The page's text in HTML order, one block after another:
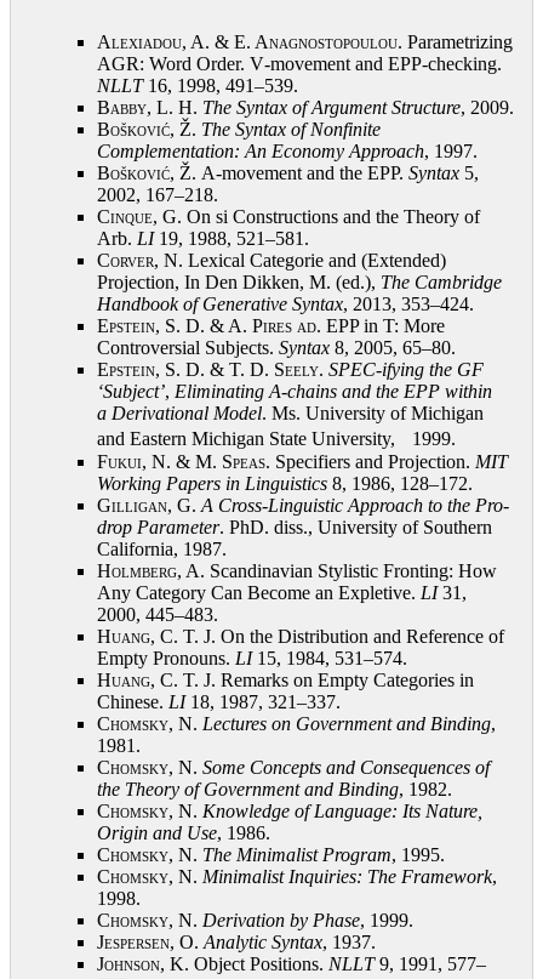
Alexiadou, A. & E. Anagnostopoulou. Parametrizing
AGR: Word Order. V‑movement and EPP-checking.
NLLT16, 1998, 491–539.
Babby, L. H. The Syntax of Argument Structure, 2009.
Bošković, Ž. The Syntax of Nonfinite
Complementation: An Economy Approach, 1997.
Bošković, Ž. A-movement and the EPP. Syntax 5,
2002, 167–218.
Cinque, G. On si Constructions and the Theory of
Arb. LI19, 1988, 521–581 .
Corver, N. Lexical Categorie and (Extended)
Projection, In Den Dikken, M. (ed.), The Cambridge
Handbook of Generative Syntax, 2013, 353–424.
Epstein, S. D. & A. Pires ad. EPP in T: More
Controversial Subjects. Syntax 8, 2005, 65–80.
Epstein, S. D. & T. D. Seely. SPEC-ifying the GF
‘Subject’, Eliminating A-chains and the EPP within
a Derivational Model. Ms. University of Michigan
and Eastern Michigan State University, 1999.
Fukui, N. & M. Speas. Specifiers and Projection. MIT
Working Papers in Linguistics 8, 1986, 128–172.
Gilligan, G. A Cross-Linguistic Approach to the Pro-
drop Parameter. PhD. diss., University of Southern
California, 1987.
Holmberg, A. Scandinavian Stylistic Fronting: How
Any Category Can Become an Expletive. LI31,
2000, 445–483.
Huang, C. T. J. On the Distribution and Reference of
Empty Pronouns. LI15, 1984, 531–574.
Huang, C. T. J. Remarks on Empty Categories in
Chinese. LI18, 1987, 321–337.
Chomsky, N. Lectures on Government and Binding,
1981 .
Chomsky, N. Some Concepts and Consequences of
the Theory of Government and Binding, 1982.
Chomsky, N. Knowledge of Language: Its Nature,
Origin and Use, 1986.
Chomsky, N. The Minimalist Program, 1995.
Chomsky, N. Minimalist Inquiries: The Framework,
1998.
Chomsky, N. Derivation by Phase, 1999.
Jespersen, O. Analytic Syntax, 1937.
Johnson, K. Object Positions. NLLT9, 1991, 577–